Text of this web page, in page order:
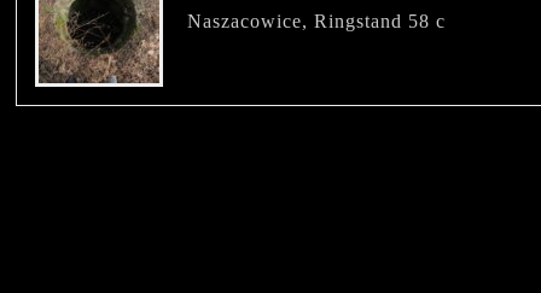
Naszacowice, Ringstand 58 c